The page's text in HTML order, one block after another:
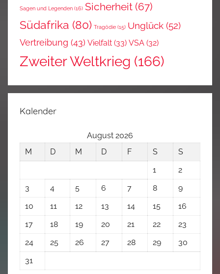
Sagen und Legenden (16) Sicherheit (67)
Südafrika (80) Tragödie (15) Unglück (52)
Vertreibung (43) Vielfalt (33) VSA (32)
Zweiter Weltkrieg (166)
Kalender
August 2026
M
D M D F S
S
1
2
3
4 5 6 7 8
9
10
11 12 13 14 15
16
17
18 19 20 21 22
23
24
25 26 27 28 29
30
31